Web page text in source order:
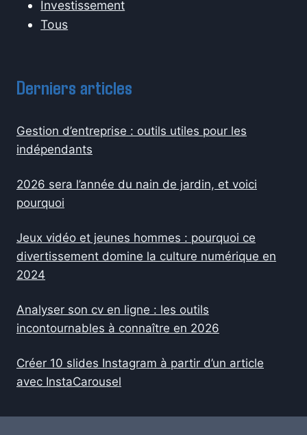
Investissement
Tous
Derniers articles
Gestion d’entreprise : outils utiles pour les
indépendants
2026 sera l’année du nain de jardin, et voici
pourquoi
Jeux vidéo et jeunes hommes : pourquoi ce
divertissement domine la culture numérique en
2024
Analyser son cv en ligne : les outils
incontournables à connaître en 2026
Créer 10 slides Instagram à partir d’un article
avec InstaCarousel